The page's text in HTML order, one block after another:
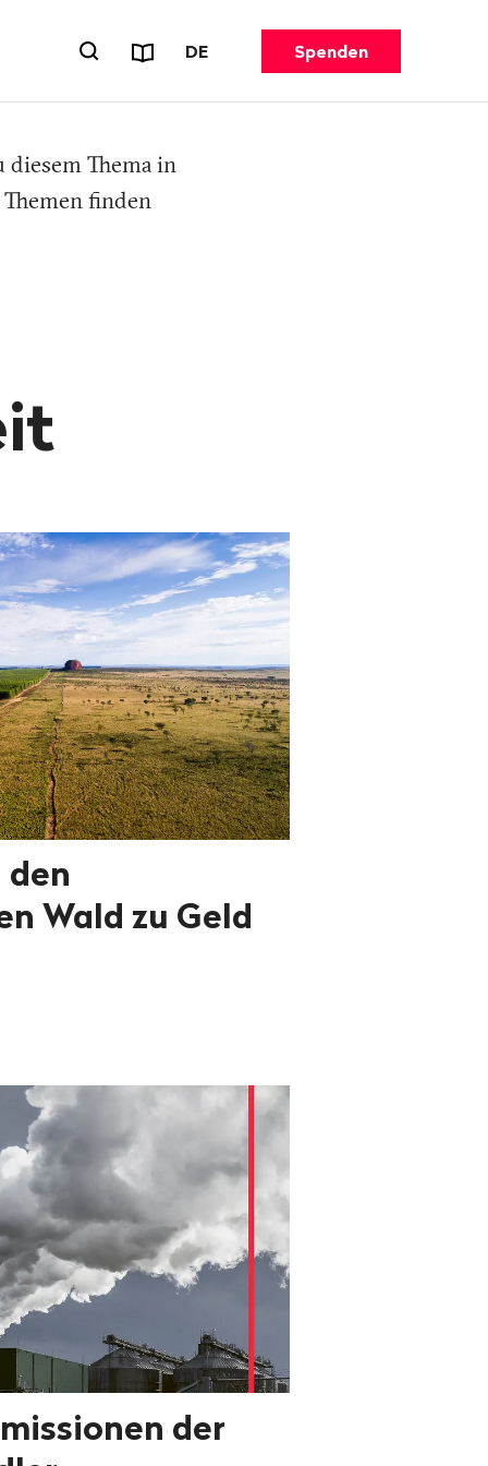
Suchformular öffnen
Reports & Flyer
DESPRACHE WECHSELN. AKTUELL
Spenden
Thema in
finden
Wald zu Geld
der